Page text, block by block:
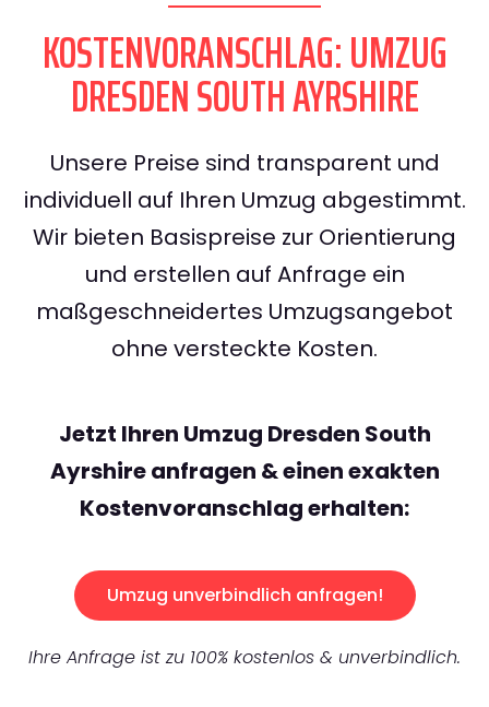
KOSTENVORANSCHLAG: UMZUG
DRESDEN SOUTH AYRSHIRE
Unsere Preise sind transparent und
individuell auf Ihren Umzug abgestimmt.
Wir bieten Basispreise zur Orientierung
und erstellen auf Anfrage ein
maßgeschneidertes Umzugsangebot
ohne versteckte Kosten.
Jetzt Ihren Umzug Dresden South
Ayrshire anfragen & einen exakten
Kostenvoranschlag erhalten:
Umzug unverbindlich anfragen!
Ihre Anfrage ist zu 100% kostenlos & unverbindlich.